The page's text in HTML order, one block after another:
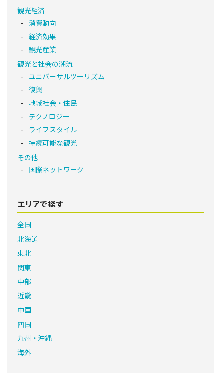
観光経済
消費動向
経済効果
観光産業
観光と社会の潮流
ユニバーサルツーリズム
復興
地域社会・住民
テクノロジー
ライフスタイル
持続可能な観光
その他
国際ネットワーク
エリアで探す
全国
北海道
東北
関東
中部
近畿
中国
四国
九州・沖縄
海外